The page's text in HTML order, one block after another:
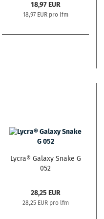
18,97 EUR
18,97 EUR pro lfm
Lycra® Galaxy Snake G
052
28,25 EUR
28,25 EUR pro lfm